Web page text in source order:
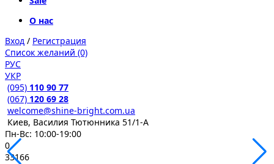
О нас
Вход / Регистрация
Список желаний (0)
РУС
УКР
(095) 110 90 77
(067) 120 69 28
welcome@shine-bright.com.ua
Киев, Василия Тютюнника 51/1-А
Пн-Вс: 10:00-19:00
0
33166